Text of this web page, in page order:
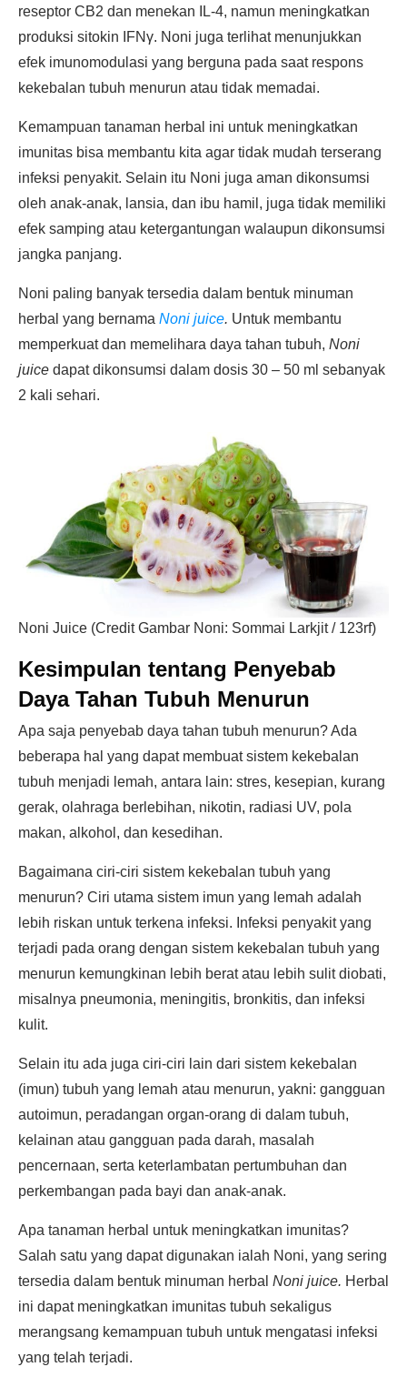
reseptor CB2 dan menekan IL-4, namun meningkatkan
produksi sitokin IFNγ. Noni juga terlihat menunjukkan
efek imunomodulasi yang berguna pada saat respons
kekebalan tubuh menurun atau tidak memadai.
Kemampuan tanaman herbal ini untuk meningkatkan
imunitas bisa membantu kita agar tidak mudah terserang
infeksi penyakit. Selain itu Noni juga aman dikonsumsi
oleh anak-anak, lansia, dan ibu hamil, juga tidak memiliki
efek samping atau ketergantungan walaupun dikonsumsi
jangka panjang.
Noni paling banyak tersedia dalam bentuk minuman
herbal yang bernama Noni juice. Untuk membantu
memperkuat dan memelihara daya tahan tubuh, Noni
juice dapat dikonsumsi dalam dosis 30 – 50 ml sebanyak
2 kali sehari.
Noni Juice (Credit Gambar Noni: Sommai Larkjit / 123rf)
Kesimpulan tentang Penyebab
Daya Tahan Tubuh Menurun
Apa saja penyebab daya tahan tubuh menurun? Ada
beberapa hal yang dapat membuat sistem kekebalan
tubuh menjadi lemah, antara lain: stres, kesepian, kurang
gerak, olahraga berlebihan, nikotin, radiasi UV, pola
makan, alkohol, dan kesedihan.
Bagaimana ciri-ciri sistem kekebalan tubuh yang
menurun? Ciri utama sistem imun yang lemah adalah
lebih riskan untuk terkena infeksi. Infeksi penyakit yang
terjadi pada orang dengan sistem kekebalan tubuh yang
menurun kemungkinan lebih berat atau lebih sulit diobati,
misalnya pneumonia, meningitis, bronkitis, dan infeksi
kulit.
Selain itu ada juga ciri-ciri lain dari sistem kekebalan
(imun) tubuh yang lemah atau menurun, yakni: gangguan
autoimun, peradangan organ-orang di dalam tubuh,
kelainan atau gangguan pada darah, masalah
pencernaan, serta keterlambatan pertumbuhan dan
perkembangan pada bayi dan anak-anak.
Apa tanaman herbal untuk meningkatkan imunitas?
Salah satu yang dapat digunakan ialah Noni, yang sering
tersedia dalam bentuk minuman herbal Noni juice. Herbal
ini dapat meningkatkan imunitas tubuh sekaligus
merangsang kemampuan tubuh untuk mengatasi infeksi
yang telah terjadi.